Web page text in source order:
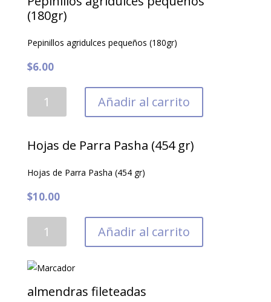
(130
cantidad
(180gr)
Pepinillos agridulces pequeños (180gr)
$6.00
agridulces
(180gr)
Añadir al carrito
Hojas de Parra Pasha (454 gr)
Hojas de Parra Pasha (454 gr)
$10.00
Pasha
(454
Añadir al carrito
almendras fileteadas